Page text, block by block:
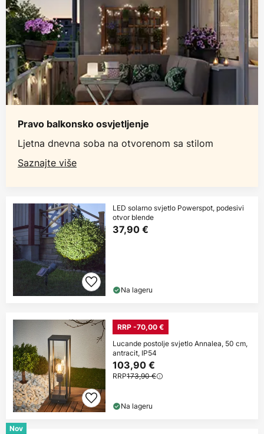
Pravo balkonsko osvjetljenje
Ljetna dnevna soba na otvorenom sa stilom
Saznajte više
LED solarno svjetlo Powerspot, podesivi
otvor blende
37,90 €
Na lageru
RRP -70,00 €
Lucande postolje svjetlo Annalea, 50 cm,
antracit, IP54
103,90 €
RRP173,90 €
Na lageru
Nov